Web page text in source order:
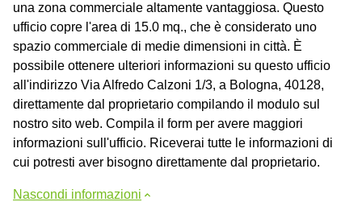
una zona commerciale altamente vantaggiosa. Questo
ufficio copre l'area di 15.0 mq., che è considerato uno
spazio commerciale di medie dimensioni in città. È
possibile ottenere ulteriori informazioni su questo ufficio
all'indirizzo Via Alfredo Calzoni 1/3, a Bologna, 40128,
direttamente dal proprietario compilando il modulo sul
nostro sito web. Compila il form per avere maggiori
informazioni sull'ufficio. Riceverai tutte le informazioni di
cui potresti aver bisogno direttamente dal proprietario.
Nascondi informazioni